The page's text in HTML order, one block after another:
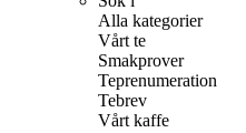
Alla kategorier
Vårt te
Smakprover
Teprenumeration
Tebrev
Vårt kaffe